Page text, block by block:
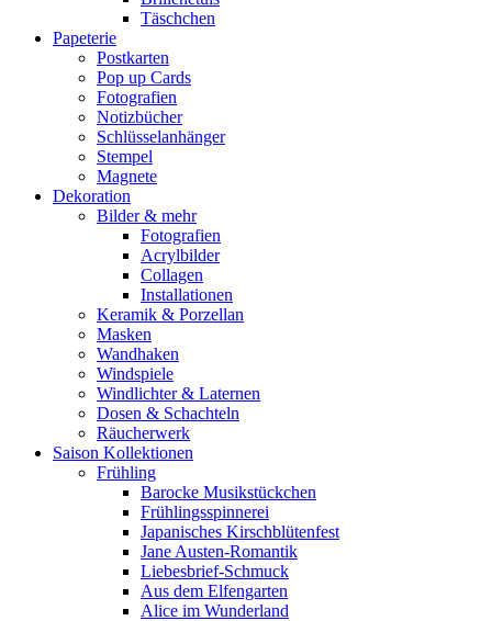
Täschchen
Papeterie
Postkarten
Pop up Cards
Fotografien
Notizbücher
Schlüsselanhänger
Stempel
Magnete
Dekoration
Bilder & mehr
Fotografien
Acrylbilder
Collagen
Installationen
Keramik & Porzellan
Masken
Wandhaken
Windspiele
Windlichter & Laternen
Dosen & Schachteln
Räucherwerk
Saison Kollektionen
Frühling
Barocke Musikstückchen
Frühlingsspinnerei
Japanisches Kirschblütenfest
Jane Austen-Romantik
Liebesbrief-Schmuck
Aus dem Elfengarten
Alice im Wunderland